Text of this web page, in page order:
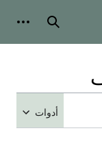
بحث
أدوات